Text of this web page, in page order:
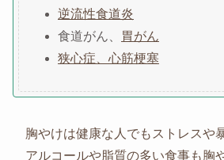
逆流性食道炎
食道がん、
胃がん
狭心症、心筋梗塞
胸やけは健康な人でもストレスや
アルコールや脂質の多い食事も胸